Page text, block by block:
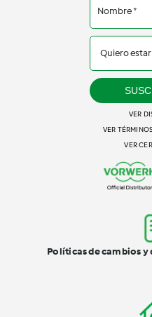
VER
VER
VER
Políticas de cambios y